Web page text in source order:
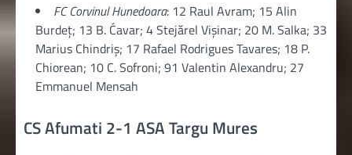
FC Corvinul Hunedoara: 12 Raul Avram; 15 Alin
Burdeț; 13 B. Ćavar; 4 Stejărel Vișinar; 20 M. Salka; 33
Marius Chindriș; 17 Rafael Rodrigues Tavares; 18 P.
Chiorean; 10 C. Sofroni; 91 Valentin Alexandru; 27
Emmanuel Mensah
CS Afumati 2-1 ASA Targu Mures